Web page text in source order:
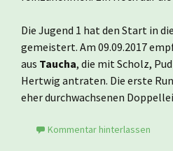
Die Jugend 1 hat den Start in
gemeistert. Am 09.09.2017
aus Taucha, die mit Scholz,
Hertwig antraten. Die erste
eher durchwachsenen
Kommentar hinterlassen